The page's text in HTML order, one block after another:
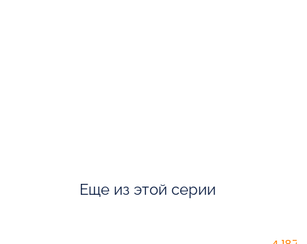
Еще из этой серии